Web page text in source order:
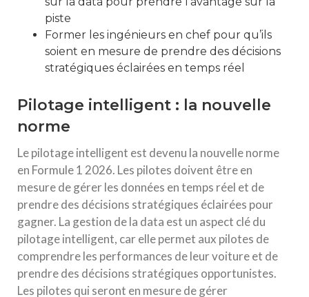
piste
Former les ingénieurs en chef pour qu’ils
soient en mesure de prendre des décisions
stratégiques éclairées en temps réel
Pilotage intelligent : la nouvelle
norme
Le pilotage intelligent est devenu la nouvelle norme
en Formule 1 2026. Les pilotes doivent être en
mesure de gérer les données en temps réel et de
prendre des décisions stratégiques éclairées pour
gagner. La gestion de la data est un aspect clé du
pilotage intelligent, car elle permet aux pilotes de
comprendre les performances de leur voiture et de
prendre des décisions stratégiques opportunistes.
Les pilotes qui seront en mesure de gérer